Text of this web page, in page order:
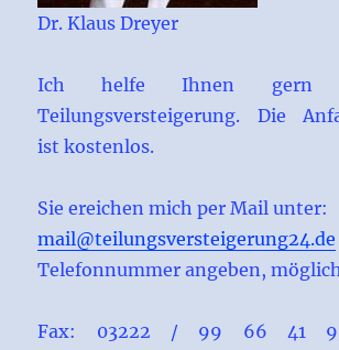
Dr. Klaus Dreyer
Ich helfe Ihnen gern
Teilungsversteigerung. Die
ist kostenlos.
Sie ereichen mich per Mail unter:
mail@teilungsversteigerung24.de
Telefonnummer angeben,
Fax: 03222 / 99 66 41 93